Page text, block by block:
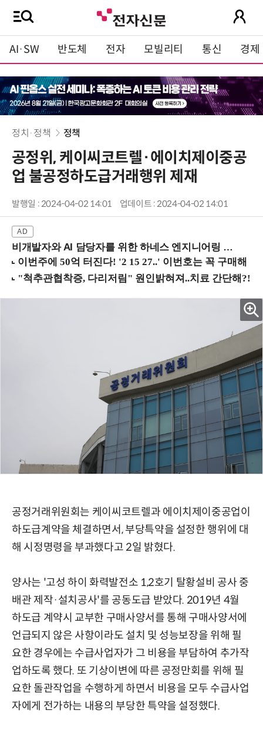
AI·SW 반도체 전자 모빌리티 통신 경제
정치·정책 정책
공정위, 케이씨코트렐·에이치제이중공
업 불공정하도급거래행위 제재
발행일 : 2024-04-02 14:01 업데이트 : 2024-04-02 14:01
비개발자와 AI 담당자를 위한 하네스 엔지니어링 입문과정 (8/20 신논현역)
공정거래위원회는 케이씨코트렐과 에이치제이중공업이
하도급계약을 체결하면서, 부당특약을 설정한 행위에 대
해 시정명령을 부과했다고 2일 밝혔다.
양사는 '고성 하이 화력발전소 1,2호기 탈황설비 공사 중
배관 제작·설치공사'를 공동도급 받았다. 2019년 4월
하도급 계약시 교부한 구매사양서를 통해 구매사양서에
언급되지 않은 사항이라도 설치 및 성능보장을 위해 필
요한 경우에는 수급사업자가 그 비용을 부담하여 추가작
업하도록 했다. 또 기상이변에 따른 공정만회를 위해 필
요한 돌관작업을 수행하게 하면서 비용을 모두 수급사업
자에게 전가하는 내용의 부당한 특약을 설정했다.